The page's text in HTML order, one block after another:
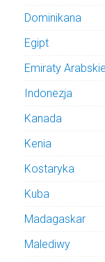
Dominikana
Egipt
Emiraty Arabskie
Indonezja
Kanada
Kenia
Kostaryka
Kuba
Madagaskar
Malediwy